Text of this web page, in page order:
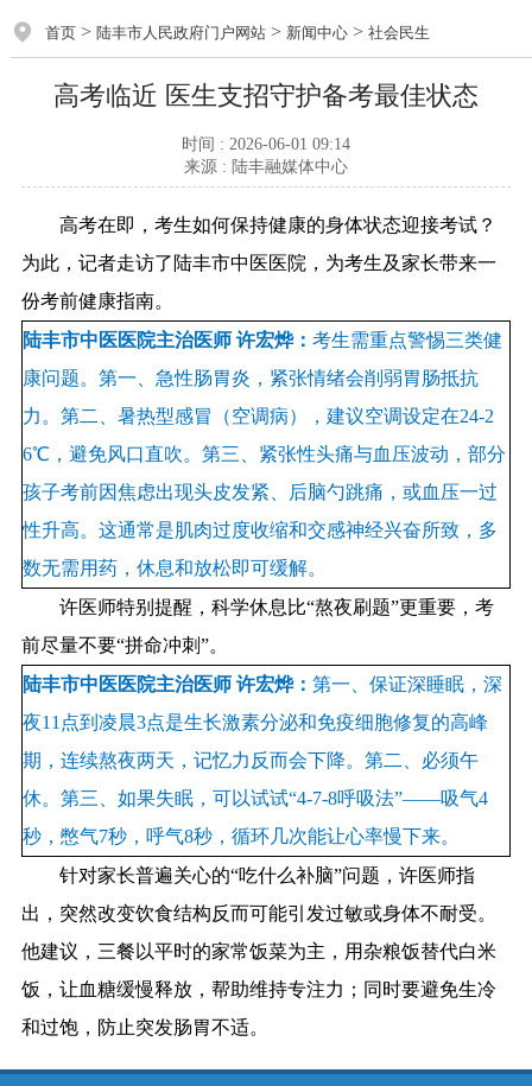
首页> 陆丰市人民政府门户网站> 新闻中心> 社会民生
高考临近 医生支招守护备考最佳状态
时间 : 2026-06-01 09:14
来源 : 陆丰融媒体中心
高考在即，考生如何保持健康的身体状态迎接考试？
为此，记者走访了陆丰市中医医院，为考生及家长带来一
份考前健康指南。
陆丰市中医医院主治医师 许宏烨： 考生需重点警惕三类健
康问题。第一、急性肠胃炎，紧张情绪会削弱胃肠抵抗
力。第二、暑热型感冒（空调病），建议空调设定在24-2
6℃，避免风口直吹。第三、紧张性头痛与血压波动，部分
孩子考前因焦虑出现头皮发紧、后脑勺跳痛，或血压一过
性升高。这通常是肌肉过度收缩和交感神经兴奋所致，多
数无需用药，休息和放松即可缓解。
许医师特别提醒，科学休息比“熬夜刷题”更重要，考
前尽量不要“拼命冲刺”。
陆丰市中医医院主治医师 许宏烨： 第一、保证深睡眠，深
夜11点到凌晨3点是生长激素分泌和免疫细胞修复的高峰
期，连续熬夜两天，记忆力反而会下降。第二、必须午
休。第三、如果失眠，可以试试“4-7-8呼吸法”——吸气4
秒，憋气7秒，呼气8秒，循环几次能让心率慢下来。
针对家长普遍关心的“吃什么补脑”问题，许医师指
出，突然改变饮食结构反而可能引发过敏或身体不耐受。
他建议，三餐以平时的家常饭菜为主，用杂粮饭替代白米
饭，让血糖缓慢释放，帮助维持专注力；同时要避免生冷
和过饱，防止突发肠胃不适。